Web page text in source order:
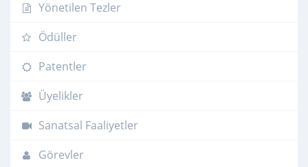
Yönetilen Tezler
Ödüller
Patentler
Üyelikler
Sanatsal Faaliyetler
Görevler